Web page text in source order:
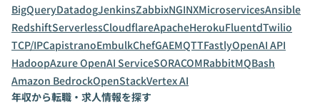
BigQueryDatadogJenkinsZabbixNGINXMicroservicesAnsible
RedshiftServerlessCloudflareApacheHerokuFluentdTwilio
TCP/IPCapistranoEmbulkChefGAEMQTTFastlyOpenAI API
HadoopAzure OpenAI ServiceSORACOMRabbitMQBash
Amazon BedrockOpenStackVertex AI
年収から転職・求人情報を探す